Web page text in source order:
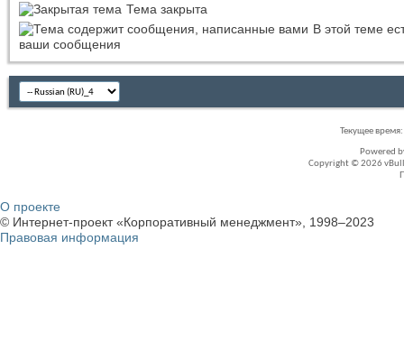
Тема закрыта
В этой теме
ваши сообщения
Текущее время:
Powered
Copyright © 2026
О проекте
© Интернет-проект «Корпоративный менеджмент», 1998–2023
Правовая информация